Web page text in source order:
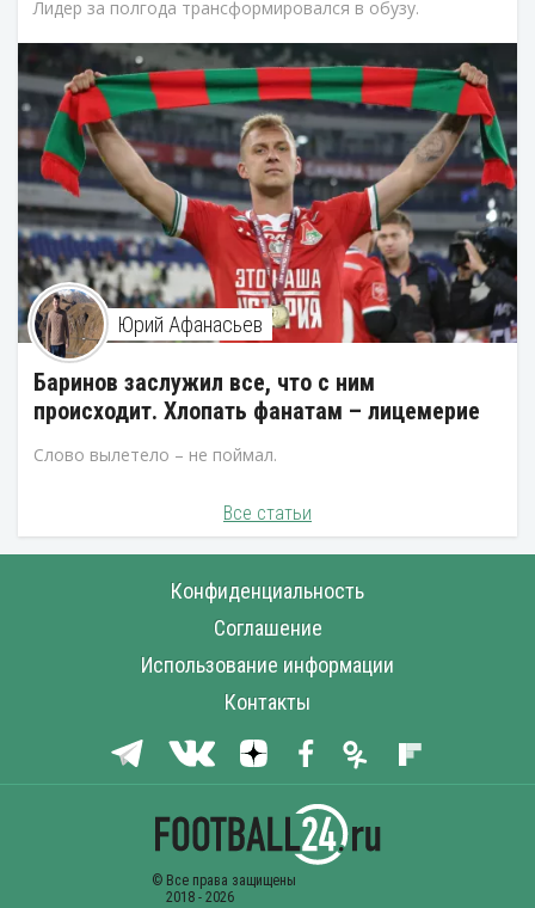
Лидер за полгода трансформировался в обузу.
Юрий Афанасьев
Баринов заслужил все, что с ним
происходит. Хлопать фанатам – лицемерие
Слово вылетело – не поймал.
Все статьи
Конфиденциальность
Соглашение
Использование информации
Контакты